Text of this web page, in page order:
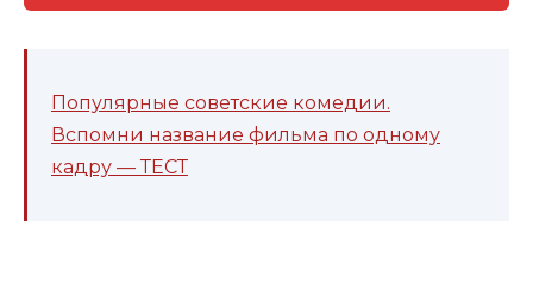
Популярные советские комедии.
Вспомни название фильма по одному
кадру — ТЕСТ